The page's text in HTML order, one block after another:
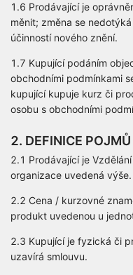
1.6 Prodávající je
měnit; změna se
účinností nového znění.
1.7 Kupující podáním
obchodními podmínkami
kupující kupuje kurz či
osobu s obchodními
2. DEFINICE POJMŮ
2.1 Prodávající je
organizace uvedená výše.
2.2 Cena / kurzovné
produkt uvedenou u
2.3 Kupující je fyzická či
uzavírá smlouvu.